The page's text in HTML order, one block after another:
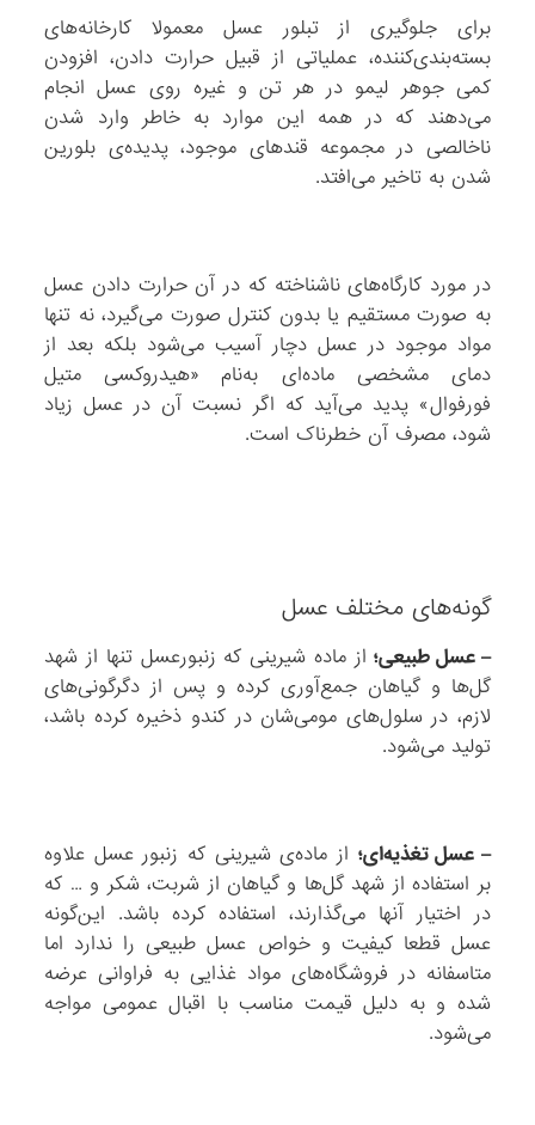
برای جلوگیری از تبلور عسل معمولا کارخانه‌های
بسته‌بندی‌کننده‌، عملیاتی از قبیل حرارت دادن، افزودن
کمی جوهر لیمو در هر تن و غیره روی عسل انجام
می‌دهند که در همه این موارد به خاطر وارد‌ شدن
ناخالصی در مجموعه‌ قند‌های موجود، پدیده‌ی بلورین
شدن به تاخیر می‌افتد.
در مورد کارگاه‌های ناشناخته که در آن حرارت دادن عسل
به صورت مستقیم یا بدون کنترل صورت می‌گیرد، نه تنها
مواد موجود در عسل دچار آسیب می‌شود بلکه بعد از
دمای مشخصی ماده‌ای به‌نام «هیدروکسی متیل
فورفوال» پدید می‌آید که اگر نسبت آن در عسل زیاد
شود، مصرف آن خطرناک است.
گونه‌های مختلف عسل
– عسل طبیعی؛از ماده شیرینی که زنبورعسل تنها از شهد
گل‌ها و گیاهان جمع‌آوری کرده و پس از دگرگونی‌های
لازم، در سلول‌های مومی‌شان در کندو ذخیره کرده باشد،
تولید می‌شود.
– عسل تغذیه‌ای؛ از ماده‌ی شیرینی که زنبور عسل علاوه
بر استفاده از شهد گل‌ها و گیاهان از شربت، شکر و … که
در اختیار آنها می‌گذارند، استفاده کرده باشد. این‌گونه
عسل قطعا کیفیت و خواص عسل طبیعی را ندارد اما
متاسفانه در فروشگاه‌های مواد غذایی به فراوانی عرضه
شده و به دلیل قیمت مناسب با اقبال عمومی مواجه
می‌شود.